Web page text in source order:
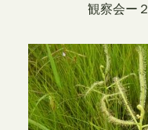
観察会ー２